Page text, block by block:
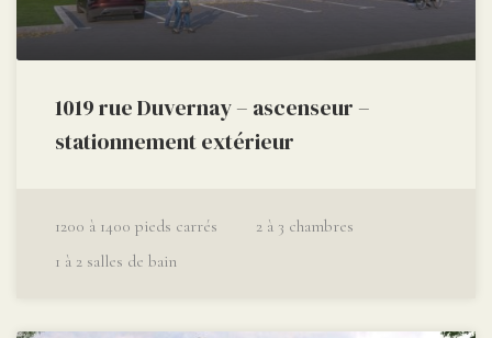
1019 rue Duvernay – ascenseur –
stationnement extérieur
1200 à 1400 pieds carrés 2 à 3 chambres
1 à 2 salles de bain